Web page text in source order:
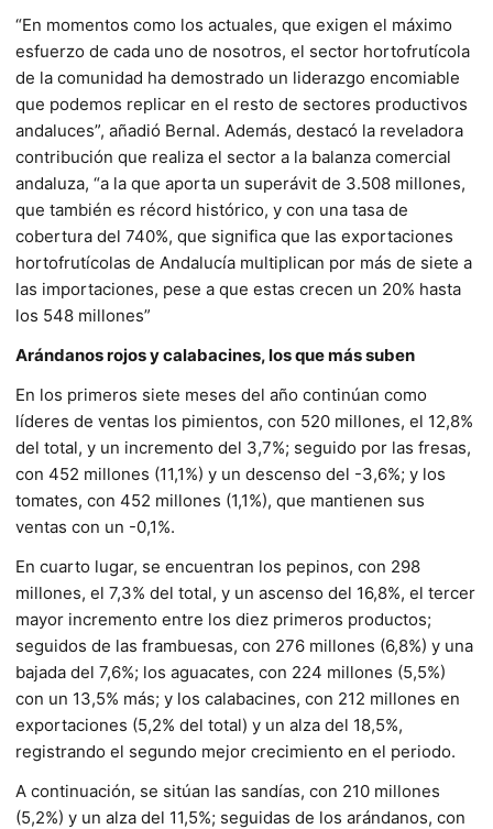
“En momentos como los actuales, que exigen el máximo
esfuerzo de cada uno de nosotros, el sector hortofrutícola
de la comunidad ha demostrado un liderazgo encomiable
que podemos replicar en el resto de sectores productivos
andaluces”, añadió Bernal. Además, destacó la reveladora
contribución que realiza el sector a la balanza comercial
andaluza, “a la que aporta un superávit de 3.508 millones,
que también es récord histórico, y con una tasa de
cobertura del 740%, que significa que las exportaciones
hortofrutícolas de Andalucía multiplican por más de siete a
las importaciones, pese a que estas crecen un 20% hasta
los 548 millones”
Arándanos rojos y calabacines, los que más suben
En los primeros siete meses del año continúan como
líderes de ventas los pimientos, con 520 millones, el 12,8%
del total, y un incremento del 3,7%; seguido por las fresas,
con 452 millones (11,1%) y un descenso del -3,6%; y los
tomates, con 452 millones (1,1%), que mantienen sus
ventas con un -0,1%.
En cuarto lugar, se encuentran los pepinos, con 298
millones, el 7,3% del total, y un ascenso del 16,8%, el tercer
mayor incremento entre los diez primeros productos;
seguidos de las frambuesas, con 276 millones (6,8%) y una
bajada del 7,6%; los aguacates, con 224 millones (5,5%)
con un 13,5% más; y los calabacines, con 212 millones en
exportaciones (5,2% del total) y un alza del 18,5%,
registrando el segundo mejor crecimiento en el periodo.
A continuación, se sitúan las sandías, con 210 millones
(5,2%) y un alza del 11,5%; seguidas de los arándanos, con